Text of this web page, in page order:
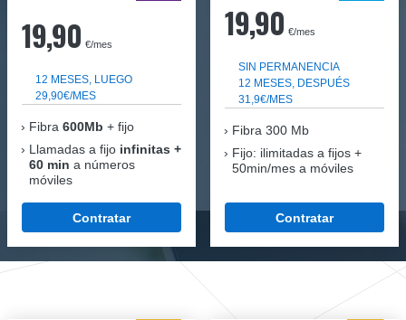
19,90 €/mes
12 MESES, LUEGO
29,90€/MES
Fibra 600Mb + fijo
Llamadas a fijo infinitas +
60 min a números
móviles
Contratar
19,90 €/mes
SIN PERMANENCIA
12 MESES, DESPUÉS
31,9€/MES
Fibra 300 Mb
Fijo: ilimitadas a fijos +
50min/mes a móviles
Contratar